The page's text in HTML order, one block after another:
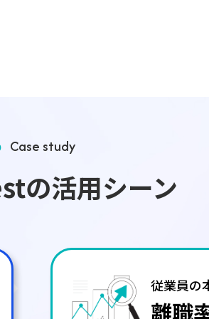
Case study
の活用シーン
従業員の
離職